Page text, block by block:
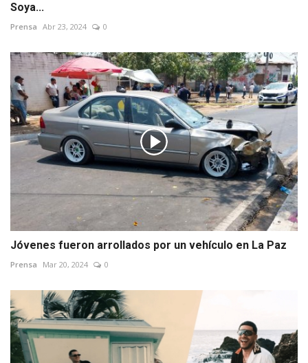
Soya...
Prensa Abr 23, 2024 0
Jóvenes fueron arrollados por un vehículo en La Paz
Prensa Mar 20, 2024 0